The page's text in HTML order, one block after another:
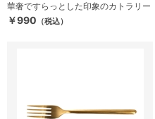
華奢ですらっとした印象のカトラリー
￥990 （税込）